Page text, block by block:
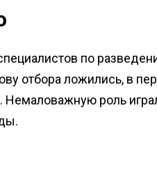
по
отбора ложились, в
Немаловажную роль